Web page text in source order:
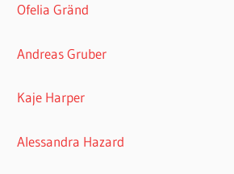
Ofelia Gränd
Andreas Gruber
Kaje Harper
Alessandra Hazard